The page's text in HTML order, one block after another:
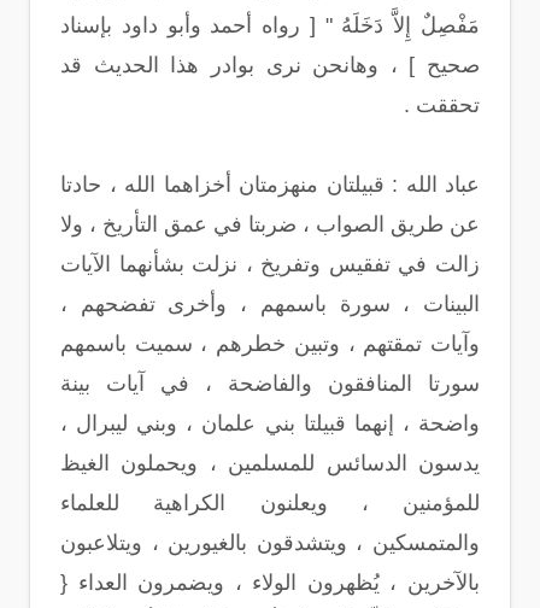
مَفْصِلٌ إِلاَّ دَخَلَهُ " [ رواه أحمد وأبو داود بإسناد
صحيح ] ، وهانحن نرى بوادر هذا الحديث قد
تحققت .
عباد الله : قبيلتان منهزمتان أخزاهما الله ، حادتا
عن طريق الصواب ، ضربتا في عمق التأريخ ، ولا
زالت في تفقيس وتفريخ ، نزلت بشأنهما الآيات
البينات ، سورة باسمهم ، وأخرى تفضحهم ،
وآيات تمقتهم ، وتبين خطرهم ، سميت باسمهم
سورتا المنافقون والفاضحة ، في آيات بينة
واضحة ، إنهما قبيلتا بني علمان ، وبني ليبرال ،
يدسون الدسائس للمسلمين ، ويحملون الغيظ
للمؤمنين ، ويعلنون الكراهية للعلماء
والمتمسكين ، ويتشدقون بالغيورين ، ويتلاعبون
بالآخرين ، يُظهرون الولاء ، ويضمرون العداء {